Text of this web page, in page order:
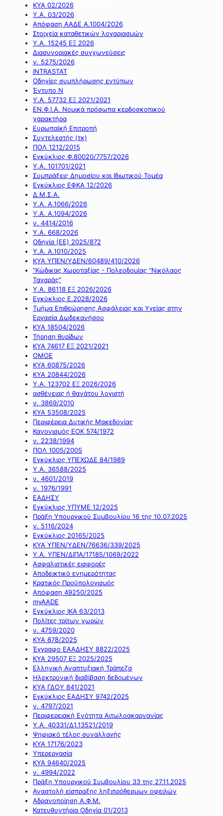
ΚΥΑ 02/2026
Υ.Α. 03/2026
Απόφαση ΑΑΔΕ Α.1004/2026
Στοιχεία καταθετικών λογαριασμών
Υ.Α. 15245 ΕΞ 2026
Διασυνοριακές συγχωνεύσεις
ν. 5275/2026
INTRASTAT
Οδηγίες συμπλήρωσης εντύπων
Έντυπο Ν
Υ.Α. 57732 ΕΞ 2021/2021
ΕΝ.Φ.Ι.Α. Νομικά πρόσωπα κερδοσκοπικού
χαρακτήρα
Ευρωπαϊκή Επιτροπή
Συντελεστής (τκ)
ΠΟΛ 1212/2015
Εγκύκλιος Φ.80020/7757/2026
Υ.Α. 101701/2021
Συμπράξεις Δημοσίου και Ιδιωτικού Τομέα
Εγκύκλιος ΕΦΚΑ 12/2026
Δ.Μ.Σ.Α.
Υ.Α. Α.1066/2026
Υ.Α. Α.1094/2026
ν. 4414/2016
Y.A. 668/2026
Οδηγία (ΕΕ) 2025/872
Υ.Α. Α.1010/2025
ΚΥΑ ΥΠΕΝ/ΥΔΕΝ/60489/410/2026
"Κώδικας Χωροταξίας - Πολεοδομίας "Νικόλαος
Ταγαράς"
Υ.Α. 86118 ΕΞ 2026/2026
Εγκύκλιος Ε.2028/2026
Τμήμα Επιθεώρησης Ασφάλειας και Υγείας στην
Εργασία Δωδεκανήσου
ΚΥΑ 18504/2026
Τήρηση θυρίδων
ΚΥΑ 74617 ΕΞ 2021/2021
ΟΜΟΕ
ΚΥΑ 60875/2026
ΚΥΑ 20844/2026
Υ.Α. 123702 ΕΞ 2026/2026
ασθένειας ή θανάτου λογιστή
ν. 3869/2010
ΚΥΑ 53508/2025
Περιφέρεια Δυτικής Μακεδονίας
Κανονισμός ΕΟΚ 574/1972
ν. 2238/1994
ΠΟΛ 1005/2005
Εγκύκλιος ΥΠΕΧΩΔΕ 84/1989
Υ.Α. 36588/2025
ν. 4601/2019
ν. 1976/1991
ΕΑΔΗΣΥ
Εγκύκλιος ΥΠΥΜΕ 12/2025
Πράξη Υπουργικού Συμβουλίου 16 της 10.07.2025
ν. 5116/2024
Εγκύκλιος 20165/2025
ΚΥΑ ΥΠΕΝ/ΥΔΕΝ/76636/339/2025
Υ.Α. ΥΠΕΝ/ΔΙΠΑ/17185/1069/2022
Ασφαλιστικές εισφορές
Αποδεικτικό ενημερότητας
Κρατικός Προϋπολογισμός
Απόφαση 49250/2025
myAADE
Εγκύκλιος ΙΚΑ 63/2013
Πολίτες τρίτων χωρών
ν. 4759/2020
ΚΥΑ 878/2025
Έγγραφο ΕΑΑΔΗΣΥ 8822/2025
ΚΥΑ 29507 ΕΞ 2025/2025
Ελληνική Αναπτυξιακή Τράπεζα
Ηλεκτρονική διαβίβαση δεδομένων
ΚΥΑ ΓΔΟΥ 841/2021
Εγκύκλιος ΕΑΔΗΣΥ 9742/2025
ν. 4797/2021
Περιφερειακή Ενότητα Αιτωλοακαρνανίας
Υ.Α. 40331/Δ1.13521/2019
Ψηφιακό τέλος συναλλαγής
ΚΥΑ 17176/2023
Υπερεργασία
ΚΥΑ 94640/2025
ν. 4994/2022
Πράξη Υπουργικού Συμβουλίου 33 της 27.11.2025
Αναστολή είσπραξης ληξιπρόθεσμων οφειλών
Αδρανοποίηση Α.Φ.Μ.
Κατευθυντήρια Οδηγία 01/2013